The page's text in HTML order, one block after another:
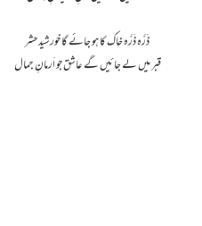
ذَرَّہ ذَرَّہ خاک کا ہو جائے گا خورشید حشر
قبر میں لے جائیں گے عاشق جو اَرمانِ جمال